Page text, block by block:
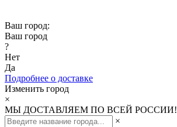
Ваш город:
Ваш город
?
Нет
Да
Подробнее о доставке
Изменить город
×
МЫ ДОСТАВЛЯЕМ ПО ВСЕЙ РОССИИ!
×